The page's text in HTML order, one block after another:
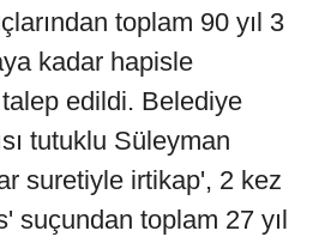
toplam 90 yıl 3
kadar hapisle
talep edildi. Belediye
tutuklu Süleyman
suretiyle irtikap', 2 kez
suçundan toplam 27 yıl